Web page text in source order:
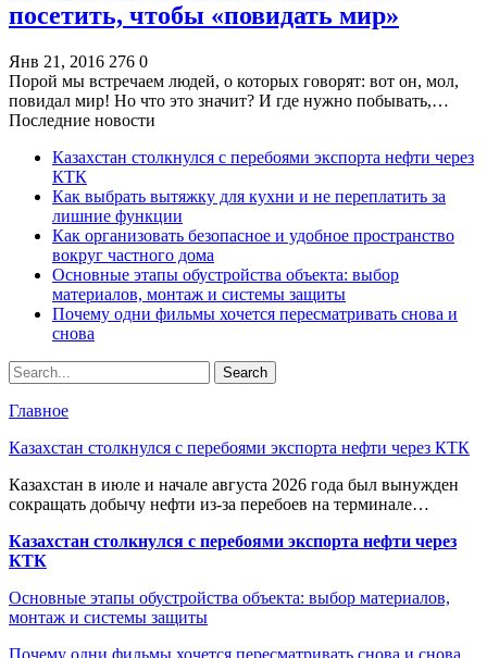
посетить, чтобы «повидать мир»
Янв 21, 2016 276 0
Порой мы встречаем людей, о которых говорят: вот он, мол,
повидал мир! Но что это значит? И где нужно побывать,…
Последние новости
Казахстан столкнулся с перебоями экспорта нефти через
КТК
Как выбрать вытяжку для кухни и не переплатить за
лишние функции
Как организовать безопасное и удобное пространство
вокруг частного дома
Основные этапы обустройства объекта: выбор
материалов, монтаж и системы защиты
Почему одни фильмы хочется пересматривать снова и
снова
Главное
Казахстан столкнулся с перебоями экспорта нефти через КТК
Казахстан в июле и начале августа 2026 года был вынужден
сокращать добычу нефти из-за перебоев на терминале…
Казахстан столкнулся с перебоями экспорта нефти через
КТК
Основные этапы обустройства объекта: выбор материалов,
монтаж и системы защиты
Почему одни фильмы хочется пересматривать снова и снова